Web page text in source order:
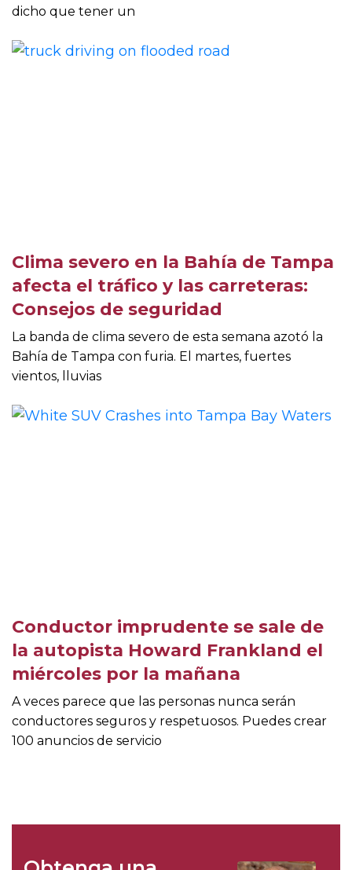
dicho que tener un
Clima severo en la Bahía de Tampa
afecta el tráfico y las carreteras:
Consejos de seguridad
La banda de clima severo de esta semana azotó la
Bahía de Tampa con furia. El martes, fuertes
vientos, lluvias
Conductor imprudente se sale de
la autopista Howard Frankland el
miércoles por la mañana
A veces parece que las personas nunca serán
conductores seguros y respetuosos. Puedes crear
100 anuncios de servicio